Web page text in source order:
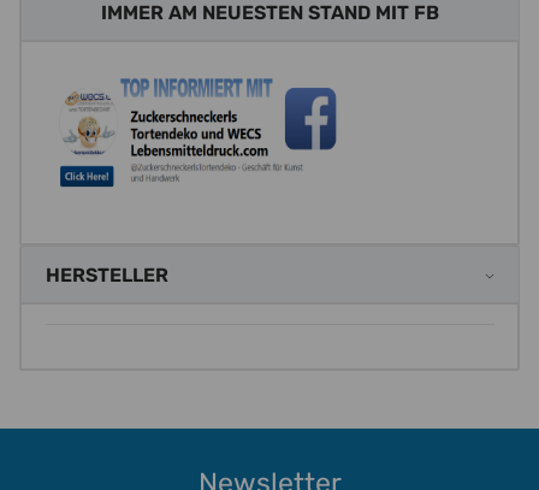
IMMER AM NEUESTEN STAND MIT FB
HERSTELLER
Newsletter